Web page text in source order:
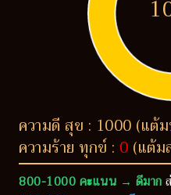
ความดี สุข : 1000 (แต้
ความร้าย ทุกข์ : 0 (แต้ม
800-1000 คะแนน → ดีมาก